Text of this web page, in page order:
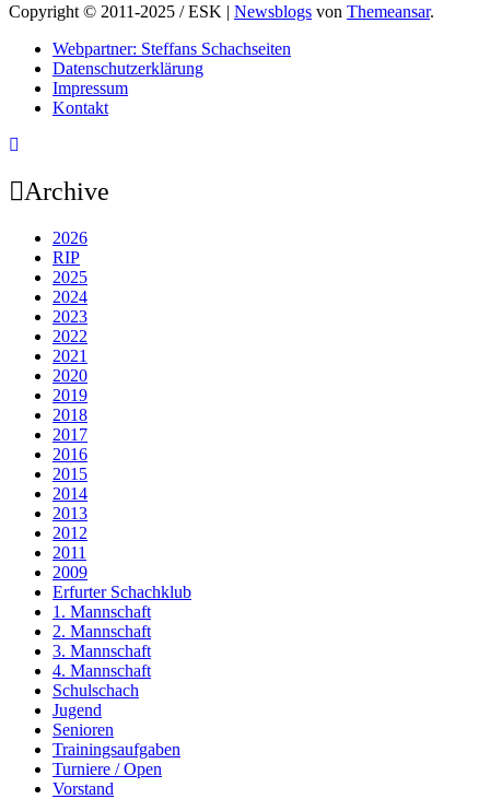
Copyright © 2011-2025 / ESK | Newsblogs von Themeansar.
Webpartner: Steffans Schachseiten
Datenschutzerklärung
Impressum
Kontakt
Archive
2026
RIP
2025
2024
2023
2022
2021
2020
2019
2018
2017
2016
2015
2014
2013
2012
2011
2009
Erfurter Schachklub
1. Mannschaft
2. Mannschaft
3. Mannschaft
4. Mannschaft
Schulschach
Jugend
Senioren
Trainingsaufgaben
Turniere / Open
Vorstand